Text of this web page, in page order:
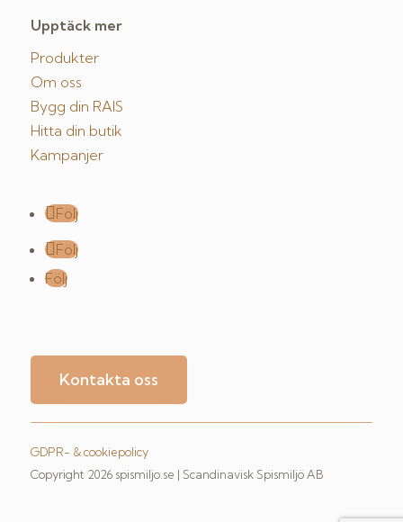
Upptäck mer
Produkter
Om oss
Bygg din RAIS
Hitta din butik
Kampanjer
Följ
Följ
Följ
Kontakta oss
GDPR- & cookiepolicy
Copyright 2026 spismiljo.se | Scandinavisk Spismiljö AB